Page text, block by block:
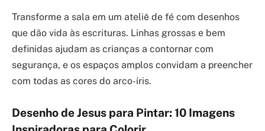
Transforme a sala em um ateliê de fé com desenhos
que dão vida às escrituras. Linhas grossas e bem
definidas ajudam as crianças a contornar com
segurança, e os espaços amplos convidam a preencher
com todas as cores do arco-íris.
Desenho de Jesus para Pintar: 10 Imagens